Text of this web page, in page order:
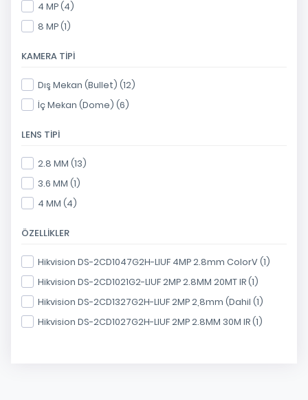
4 MP (4)
8 MP (1)
KAMERA TIPI
Dış Mekan (Bullet) (12)
İç Mekan (Dome) (6)
LENS TIPI
2.8 MM (13)
3.6 MM (1)
4 MM (4)
ÖZELLIKLER
Hikvision DS-2CD1047G2H-LIUF 4MP 2.8mm ColorV (1)
Hikvision DS-2CD1021G2-LIUF 2MP 2.8MM 20MT IR (1)
Hikvision DS-2CD1327G2H-LIUF 2MP 2,8mm (Dahil (1)
Hikvision DS-2CD1027G2H-LIUF 2MP 2.8MM 30M IR (1)